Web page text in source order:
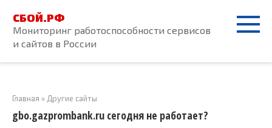
контенту
СБОЙ.РФ
Мониторинг работоспособности сервисов
и сайтов в России
Главная » Другие сайты
gbo.gazprombank.ru сегодня не работает?